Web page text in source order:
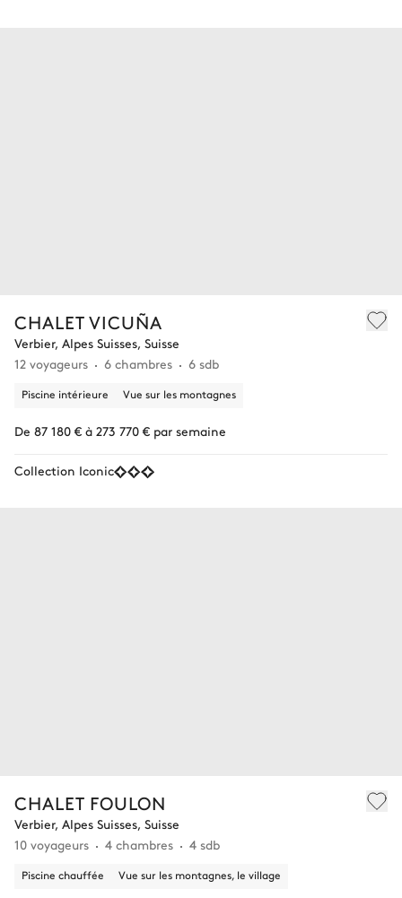
CHALET VICUÑA
Verbier, Alpes Suisses, Suisse
12 voyageurs
6 chambres 6 sdb
Piscine intérieure Vue sur les montagnes
De 87 180 € à 273 770 € par semaine
Collection Iconic
CHALET FOULON
Verbier, Alpes Suisses, Suisse
10 voyageurs
4 chambres 4 sdb
Piscine chauffée Vue sur les montagnes, le village